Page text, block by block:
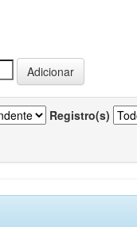
Registro(s)